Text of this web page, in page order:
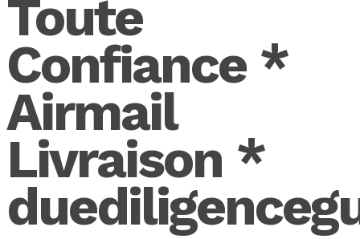
Toute
Confiance *
Airmail
Livraison *